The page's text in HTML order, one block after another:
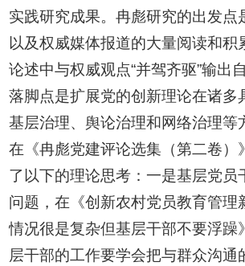
实践研究成果。冉彪研究的出发点
以及权威媒体报道的大量阅读和积
论述中与权威观点“并驾齐驱”输出
落脚点是扩展党的创新理论在诸多
基层治理、舆论治理和网络治理等
在《冉彪党建评论选集（第二卷）
了以下的理论思考：一是基层党员
问题，在《创新农村党员教育管理
情况很是复杂但基层干部不要浮躁
层干部的工作要学会把与群众沟通